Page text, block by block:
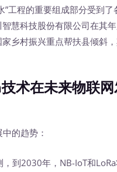
工程的重要组成部分受到了
智慧科技股份有限公司在其
乡村振兴重点帮扶县倾斜
在未来物联网
的趋势：
，到2030年，NB-IoT和